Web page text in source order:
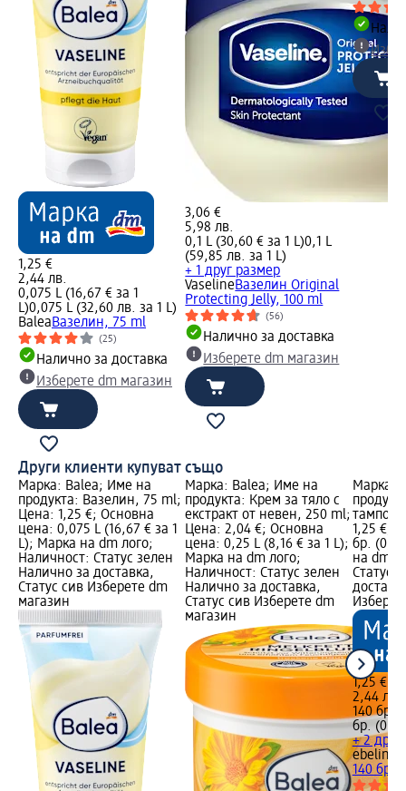
1,25 €
2,44 лв.
0,075 L (16,67 € за 1
L)0,075 L (32,60 лв. за 1 L)
BaleaВазелин, 75 ml
(25)
Налично за доставка
Изберете dm магазин
3,06 €
5,98 лв.
0,1 L (30,60 € за 1 L)0,1 L
(59,85 лв. за 1 L)
+ 1 друг размер
VaselineВазелин Original
Protecting Jelly, 100 ml
(56)
Налично за доставка
Изберете dm магазин
Други клиенти купуват също
Марка: Balea; Име на
продукта: Вазелин, 75 ml;
Цена: 1,25 €; Основна
цена: 0,075 L (16,67 € за 1
L); Марка на dm лого;
Наличност: Статус зелен
Налично за доставка,
Статус сив Изберете dm
магазин
Марка: Balea; Име на
продукта: Крем за тяло с
екстракт от невен, 250 ml;
Цена: 2,04 €; Основна
цена: 0,25 L (8,16 € за 1 L);
Марка на dm лого;
Наличност: Статус зелен
Налично за доставка,
Статус сив Изберете dm
магазин
Марка:
1,25 €;
бр.
на dm
Статус
1,25 €
2,44 лв.
140 бр.
бр.
+ 2
ebelin
140 бр